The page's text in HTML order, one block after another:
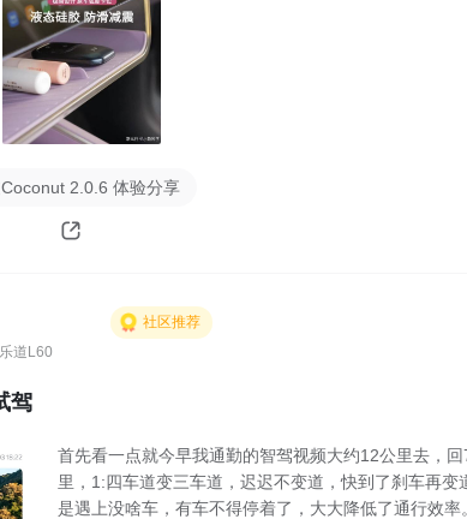
。
日内开奖。
限，发布动态/文章/视频皆可；
制粘贴资讯/他人内容、AI生成内容等违规不参与评奖
Coconut 2.0.6 体验分享
社区推荐
道L60
驾
首先看一点就今早我通勤的智驾视频大约12公里去，回
里，1:四车道变三车道，迟迟不变道，快到了刹车再变
是遇上没啥车，有车不得停着了，大大降低了通行效率